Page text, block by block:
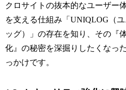
クロサイトの抜本的なユーザー
を支える仕組み「UNIQLOG（ユ
ッグ）」の存在を知り、その『
化』の秘密を深掘りしたくなっ
っかけです。